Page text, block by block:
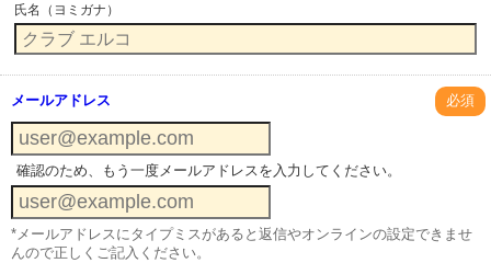
氏名（ヨミガナ）
メールアドレス 必須
確認のため、もう一度メールアドレスを入力してください。
*メールアドレスにタイプミスがあると返信やオンラインの設定できませ
んので正しくご記入ください。